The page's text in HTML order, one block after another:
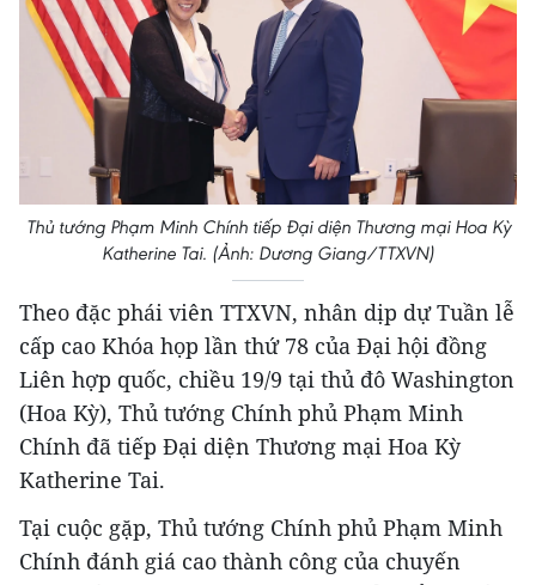
Thủ tướng Phạm Minh Chính tiếp Đại diện Thương mại Hoa Kỳ
Katherine Tai. (Ảnh: Dương Giang/TTXVN)
Theo đặc phái viên TTXVN, nhân dịp dự Tuần lễ
cấp cao Khóa họp lần thứ 78 của Đại hội đồng
Liên hợp quốc, chiều 19/9 tại thủ đô Washington
(Hoa Kỳ), Thủ tướng Chính phủ Phạm Minh
Chính đã tiếp Đại diện Thương mại Hoa Kỳ
Katherine Tai.
Tại cuộc gặp, Thủ tướng Chính phủ Phạm Minh
Chính đánh giá cao thành công của chuyến